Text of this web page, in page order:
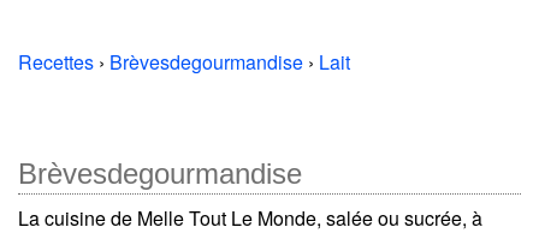
Recettes › Brèvesdegourmandise › Lait
Brèvesdegourmandise
La cuisine de Melle Tout Le Monde, salée ou sucrée, à